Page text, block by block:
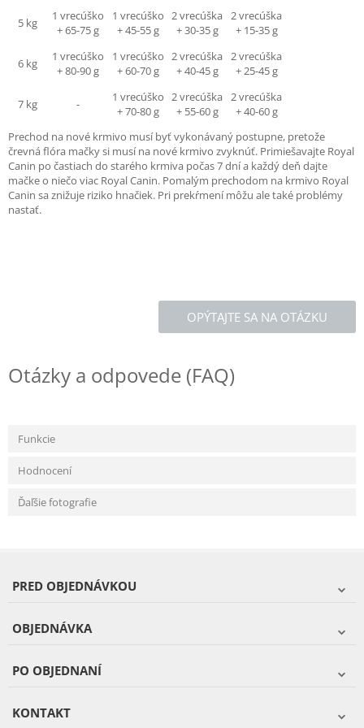
5 kg
1 vrecúško
+ 65-75 g
1 vrecúško
+ 45-55 g
2 vrecúška
+ 30-35 g
2 vrecúška
+ 15-35 g
6 kg
1 vrecúško
+ 80-90 g
1 vrecúško
+ 60-70 g
2 vrecúška
+ 40-45 g
2 vrecúška
+ 25-45 g
7 kg -
1 vrecúško
+ 70-80 g
2 vrecúška
+ 55-60 g
2 vrecúška
+ 40-60 g
Prechod na nové krmivo musí byť vykonávaný postupne, pretože
črevná flóra mačky si musí na nové krmivo zvyknúť. Primiešavajte Royal
Canin po častiach do starého krmiva počas 7 dní a každý deň dajte
mačke o niečo viac Royal Canin. Pomalým prechodom na krmivo Royal
Canin sa znižuje riziko hnačiek. Pri prekŕmení môžu ale také problémy
nastať.
OPÝTAJTE SA NA OTÁZKU
Otázky a odpovede (FAQ)
Funkcie
Hodnocení
Ďaľšie fotografie
PRED OBJEDNÁVKOU
OBJEDNÁVKA
PO OBJEDNANÍ
KONTAKT